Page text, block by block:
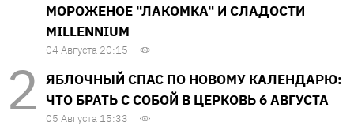
МОРОЖЕНОЕ "ЛАКОМКА" И СЛАДОСТИ
MILLENNIUM
04 Августа 20:15
ЯБЛОЧНЫЙ СПАС ПО НОВОМУ КАЛЕНДАРЮ:
ЧТО БРАТЬ С СОБОЙ В ЦЕРКОВЬ 6 АВГУСТА
05 Августа 15:33